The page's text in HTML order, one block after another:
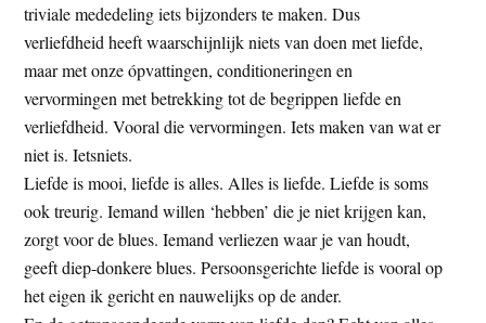
triviale mededeling iets bijzonders te maken. Dus
verliefdheid heeft waarschijnlijk niets van doen met liefde,
maar met onze ópvattingen, conditioneringen en
vervormingen met betrekking tot de begrippen liefde en
verliefdheid. Vooral die vervormingen. Iets maken van wat er
niet is. Ietsniets.
Liefde is mooi, liefde is alles. Alles is liefde. Liefde is soms
ook treurig. Iemand willen ‘hebben’ die je niet krijgen kan,
zorgt voor de blues. Iemand verliezen waar je van houdt,
geeft diep-donkere blues. Persoonsgerichte liefde is vooral op
het eigen ik gericht en nauwelijks op de ander.